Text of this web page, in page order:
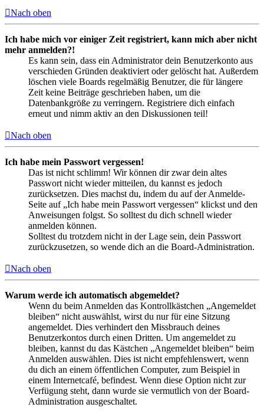
Nach oben
Ich habe mich vor einiger Zeit registriert, kann mich aber nicht
mehr anmelden?!
Es kann sein, dass ein Administrator dein Benutzerkonto aus
verschieden Gründen deaktiviert oder gelöscht hat. Außerdem
löschen viele Boards regelmäßig Benutzer, die für längere
Zeit keine Beiträge geschrieben haben, um die
Datenbankgröße zu verringern. Registriere dich einfach
erneut und nimm aktiv an den Diskussionen teil!
Nach oben
Ich habe mein Passwort vergessen!
Das ist nicht schlimm! Wir können dir zwar dein altes
Passwort nicht wieder mitteilen, du kannst es jedoch
zurücksetzen. Dies machst du, indem du auf der Anmelde-
Seite auf „Ich habe mein Passwort vergessen“ klickst und den
Anweisungen folgst. So solltest du dich schnell wieder
anmelden können.
Solltest du trotzdem nicht in der Lage sein, dein Passwort
zurückzusetzen, so wende dich an die Board-Administration.
Nach oben
Warum werde ich automatisch abgemeldet?
Wenn du beim Anmelden das Kontrollkästchen „Angemeldet
bleiben“ nicht auswählst, wirst du nur für eine Sitzung
angemeldet. Dies verhindert den Missbrauch deines
Benutzerkontos durch einen Dritten. Um angemeldet zu
bleiben, kannst du das Kästchen „Angemeldet bleiben“ beim
Anmelden auswählen. Dies ist nicht empfehlenswert, wenn
du dich an einem öffentlichen Computer, zum Beispiel in
einem Internetcafé, befindest. Wenn diese Option nicht zur
Verfügung steht, dann wurde sie vermutlich von der Board-
Administration ausgeschaltet.